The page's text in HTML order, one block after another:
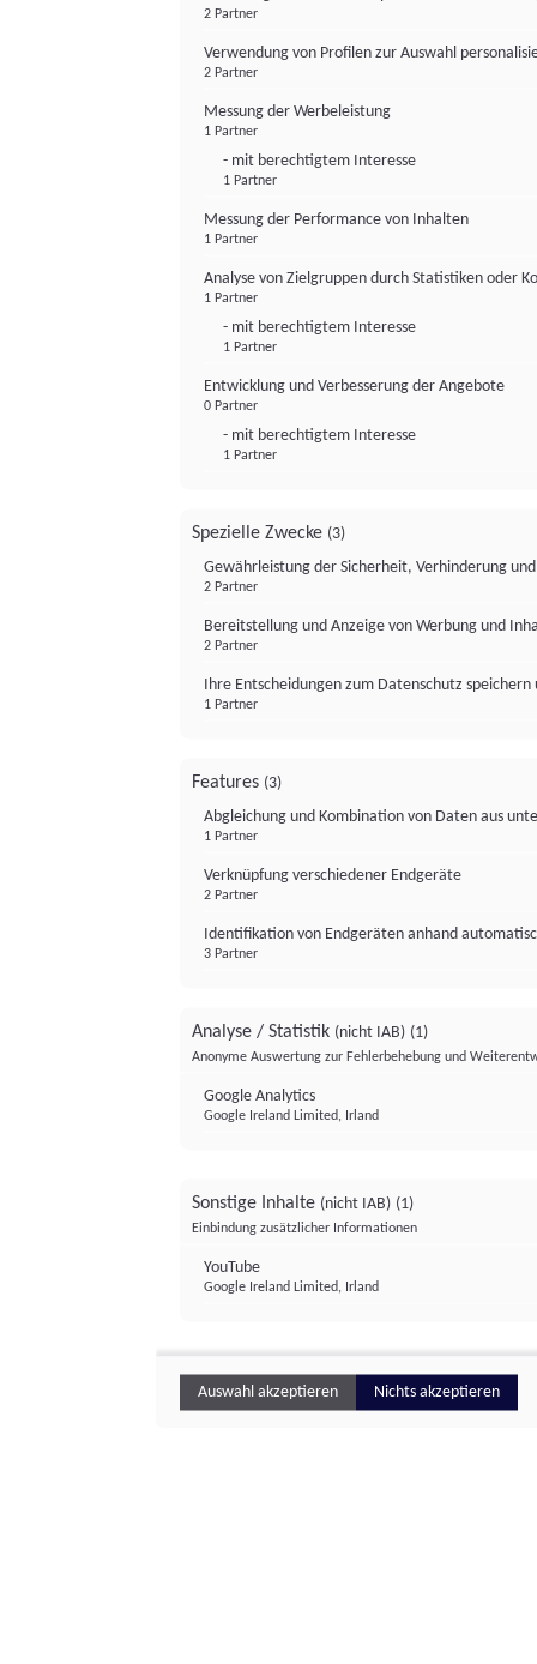
2 Partner
Verwendung von Profilen zur Auswahl
2 Partner
Messung der Werbeleistung
1 Partner
- mit berechtigtem Interesse
1 Partner
Messung der Performance von Inhalten
1 Partner
Analyse von Zielgruppen durch Statistiken oder
1 Partner
- mit berechtigtem Interesse
1 Partner
Entwicklung und Verbesserung der Angebote
0 Partner
- mit berechtigtem Interesse
1 Partner
Spezielle Zwecke (3)
Gewährleistung der Sicherheit, Verhinderung
2 Partner
Bereitstellung und Anzeige von Werbung und
2 Partner
Ihre Entscheidungen zum Datenschutz
1 Partner
Features (3)
Abgleichung und Kombination von Daten aus
1 Partner
Verknüpfung verschiedener Endgeräte
2 Partner
Identifikation von Endgeräten anhand
3 Partner
Analyse / Statistik (nicht IAB) (1)
Anonyme Auswertung zur Fehlerbehebung und
Google Analytics
Google Ireland Limited, Irland
Sonstige Inhalte (nicht IAB) (1)
Einbindung zusätzlicher Informationen
YouTube
Google Ireland Limited, Irland
Auswahl akzeptieren Nichts akzeptieren